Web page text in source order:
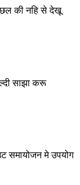
की नहि से देखू
साझा करू
समायोजन मे उपयोग